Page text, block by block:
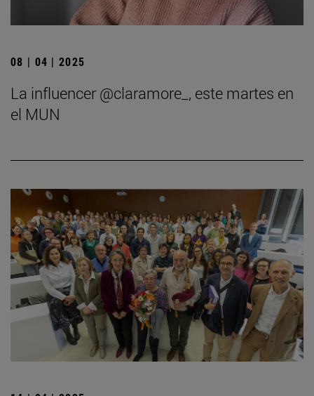
08 | 04 | 2025
La influencer @claramore_, este martes en
el MUN